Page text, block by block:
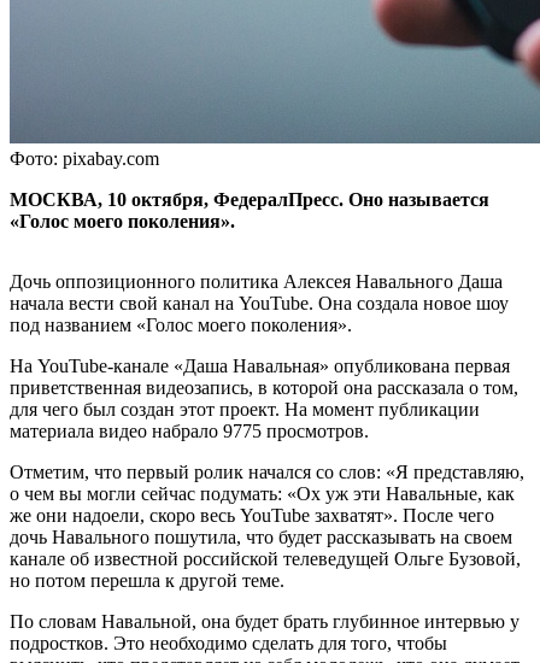
Фото: pixabay.com
МОСКВА, 10 октября, ФедералПресс. Оно называется
«Голос моего поколения».
Дочь оппозиционного политика Алексея Навального Даша
начала вести свой канал на YouTube. Она создала новое шоу
под названием «Голос моего поколения».
На YouTube-канале «Даша Навальная» опубликована первая
приветственная видеозапись, в которой она рассказала о том,
для чего был создан этот проект. На момент публикации
материала видео набрало 9775 просмотров.
Отметим, что первый ролик начался со слов: «Я представляю,
о чем вы могли сейчас подумать: «Ох уж эти Навальные, как
же они надоели, скоро весь YouTube захватят». После чего
дочь Навального пошутила, что будет рассказывать на своем
канале об известной российской телеведущей Ольге Бузовой,
но потом перешла к другой теме.
По словам Навальной, она будет брать глубинное интервью у
подростков. Это необходимо сделать для того, чтобы